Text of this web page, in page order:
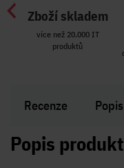
Zboží skladem
více než 20.000 IT
produktů
Recenze
Popis